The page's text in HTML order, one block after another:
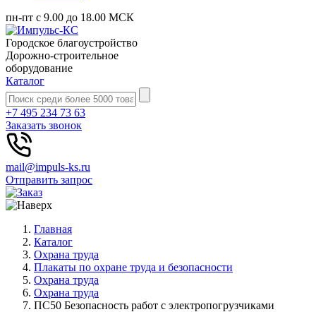
пн-пт с 9.00 до 18.00 МСК
Городское благоустройство
Дорожно-строительное
оборудование
Каталог
+7 495 234 73 63
Заказать звонок
mail@impuls-ks.ru
Отправить запрос
Главная
Каталог
Охрана труда
Плакаты по охране труда и безопасности
Охрана труда
Охрана труда
ПС50 Безопасность работ с электропогрузчиками